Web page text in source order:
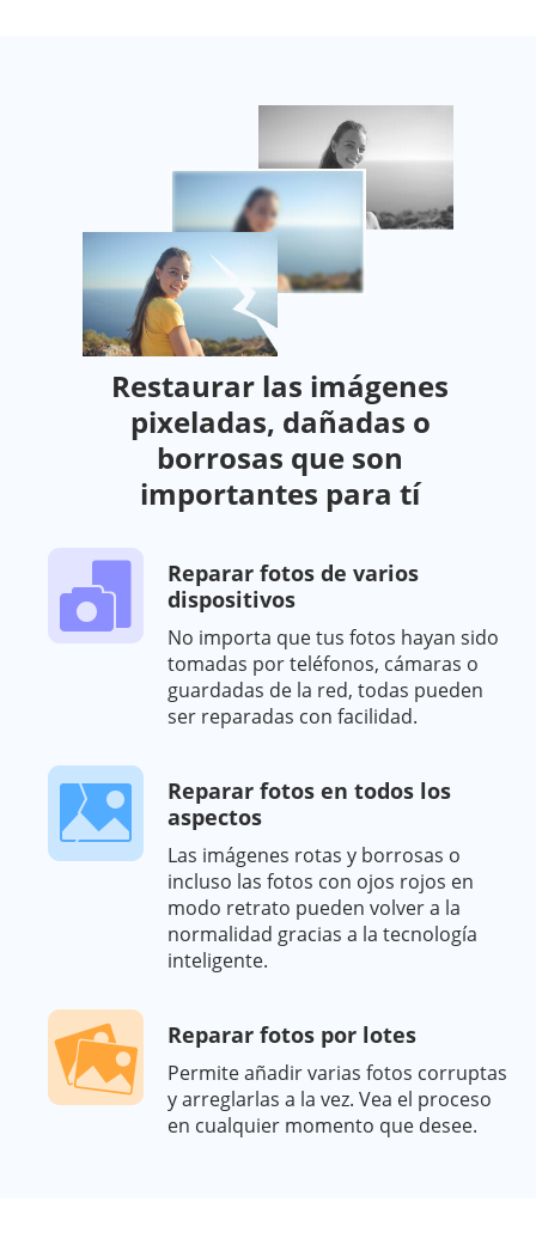
Restaurar las imágenes
pixeladas, dañadas o
borrosas que son
importantes para tí
Reparar fotos de varios
dispositivos
No importa que tus fotos hayan sido
tomadas por teléfonos, cámaras o
guardadas de la red, todas pueden
ser reparadas con facilidad.
Reparar fotos en todos los
aspectos
Las imágenes rotas y borrosas o
incluso las fotos con ojos rojos en
modo retrato pueden volver a la
normalidad gracias a la tecnología
inteligente.
Reparar fotos por lotes
Permite añadir varias fotos corruptas
y arreglarlas a la vez. Vea el proceso
en cualquier momento que desee.